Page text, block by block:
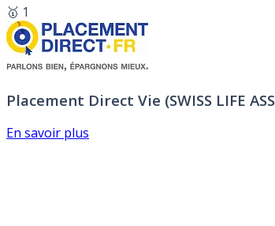
🥇 1
Placement Direct Vie (SWISS LIFE
En savoir plus